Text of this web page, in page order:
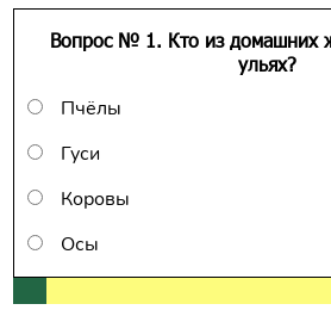
Вопрос № 1. Кто из домашних
ульях?
Пчёлы
Гуси
Коровы
Осы